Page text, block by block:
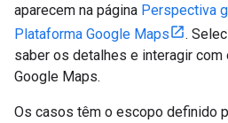
aparecem na página Perspectiva
Plataforma Google Maps
.
saber os detalhes e interagir
Google Maps.
Os casos têm o escopo definido